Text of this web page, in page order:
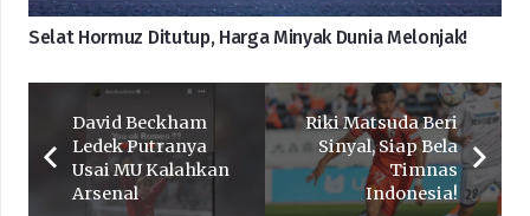
Selat Hormuz Ditutup, Harga Minyak Dunia Melonjak!
David Beckham
Ledek Putranya
Usai MU Kalahkan
Arsenal
Riki Matsuda Beri
Sinyal, Siap Bela
Timnas
Indonesia!